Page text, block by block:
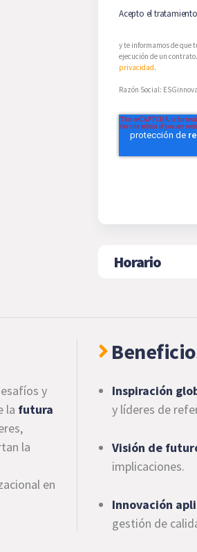
Acepto el
y te informamos de que
ejecución de un
privacidad.
Razón Social:
Horario
y
la futura
la
en
Inspiración
y líderes de
Visión de
implicaciones.
Innovación
gestión de